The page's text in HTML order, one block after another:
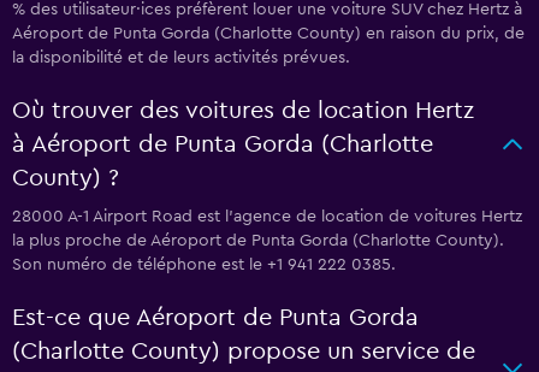
% des utilisateur·ices préfèrent louer une voiture SUV chez Hertz à
Aéroport de Punta Gorda (Charlotte County) en raison du prix, de
la disponibilité et de leurs activités prévues.
Où trouver des voitures de location Hertz
à Aéroport de Punta Gorda (Charlotte
County) ?
28000 A-1 Airport Road est l'agence de location de voitures Hertz
la plus proche de Aéroport de Punta Gorda (Charlotte County).
Son numéro de téléphone est le +1 941 222 0385.
Est-ce que Aéroport de Punta Gorda
(Charlotte County) propose un service de